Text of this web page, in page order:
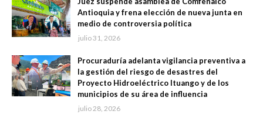
Antioquia y frena elección de nueva junta en
medio de controversia política
julio 31, 2026
Procuraduría adelanta vigilancia preventiva a
la gestión del riesgo de desastres del
Proyecto Hidroeléctrico Ituango y de los
municipios de su área de influencia
julio 28, 2026